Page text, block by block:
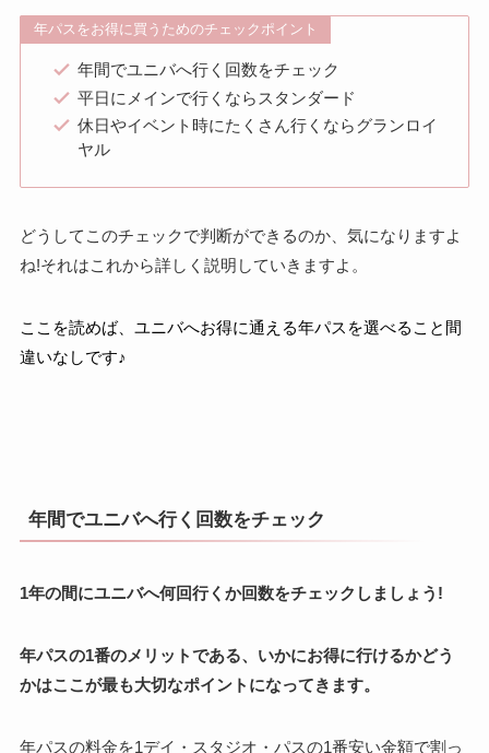
年パスをお得に買うためのチェックポイント
年間でユニバへ行く回数をチェック
平日にメインで行くならスタンダード
休日やイベント時にたくさん行くならグランロイ
ヤル
どうしてこのチェックで判断ができるのか、気になりますよ
ね!それはこれから詳しく説明していきますよ。
ここを読めば、ユニバへお得に通える年パスを選べること間
違いなしです♪
年間でユニバへ行く回数をチェック
1年の間にユニバへ何回行くか回数をチェックしましょう!
年パスの1番のメリットである、いかにお得に行けるかどう
かはここが最も大切なポイントになってきます。
年パスの料金を1デイ・スタジオ・パスの1番安い金額で割っ